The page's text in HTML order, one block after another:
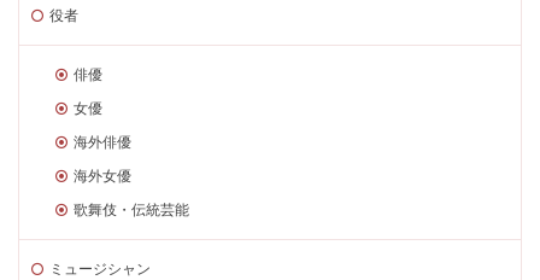
役者
俳優
女優
海外俳優
海外女優
歌舞伎・伝統芸能
ミュージシャン